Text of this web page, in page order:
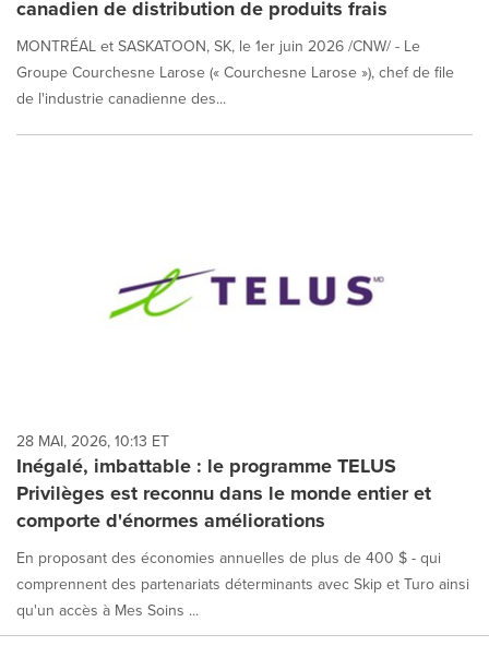
canadien de distribution de produits frais
MONTRÉAL et SASKATOON, SK, le 1er juin 2026 /CNW/ - Le
Groupe Courchesne Larose (« Courchesne Larose »), chef de file
de l'industrie canadienne des...
28 MAI, 2026, 10:13 ET
Inégalé, imbattable : le programme TELUS
Privilèges est reconnu dans le monde entier et
comporte d'énormes améliorations
En proposant des économies annuelles de plus de 400 $ - qui
comprennent des partenariats déterminants avec Skip et Turo ainsi
qu'un accès à Mes Soins ...